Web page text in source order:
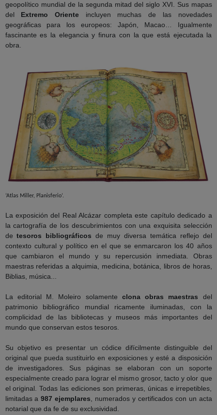
geopolítico mundial de la segunda mitad del siglo XVI. Sus mapas
del Extremo Orienteincluyen muchas de las novedades
geográficas para los europeos: Japón, Macao… Igualmente
fascinante es la elegancia y finura con la que está ejecutada la
obra.
‘Atlas Miller, Planisferio’.
La exposición del Real Alcázar completa este capítulo dedicado a
la cartografía de los descubrimientos con una exquisita selección
detesoros bibliográficos de muy diversa temática reflejo del
contexto cultural y político en el que se enmarcaron los 40 años
que cambiaron el mundo y su repercusión inmediata. Obras
maestras referidas a alquimia, medicina, botánica, libros de horas,
Biblias, música...
La editorial M. Moleiro solamente clona obras maestras del
patrimonio bibliográfico mundial ricamente iluminadas, con la
complicidad de las bibliotecas y museos más importantes del
mundo que conservan estos tesoros.
Su objetivo es presentar un códice difícilmente distinguible del
original que pueda sustituirlo en exposiciones y esté a disposición
de investigadores. Sus páginas se elaboran con un soporte
especialmente creado para lograr el mismo grosor, tacto y olor que
el original. Todas las ediciones son primeras, únicas e irrepetibles,
limitadas a987 ejemplares , numerados y certificados con un acta
notarial que da fe de su exclusividad.